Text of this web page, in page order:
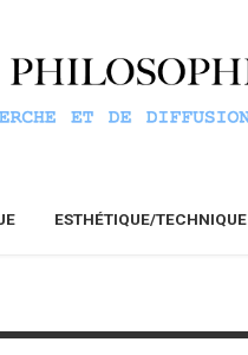
ESTHÉTIQUE/TECHNIQUE